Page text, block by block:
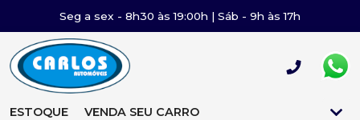
Seg a sex - 8h30 às 19:00h | Sáb - 9h às 17h
ESTOQUE VENDA SEU CARRO